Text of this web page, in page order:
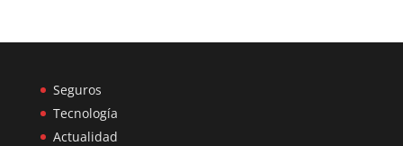
Seguros
Tecnología
Actualidad